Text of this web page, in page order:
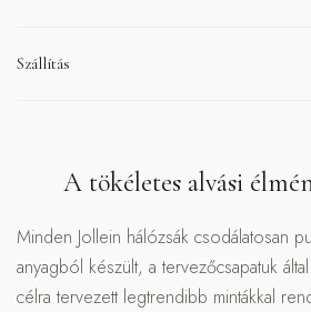
Szállítás
A tökéletes alvási
Minden Jollein hálózsák csodálatosan
anyagból készült, a tervezőcsapatuk
célra tervezett legtrendibb mintákkal